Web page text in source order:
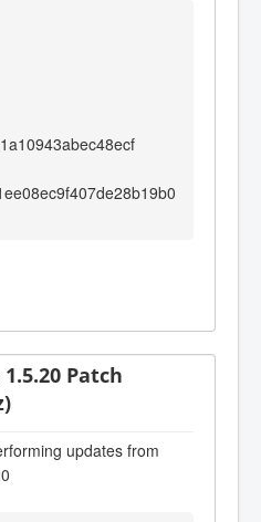
Patch
updates from